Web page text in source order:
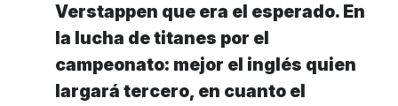
Verstappen que era el esperado. En
la lucha de titanes por el
campeonato: mejor el inglés quien
largará tercero, en cuanto el